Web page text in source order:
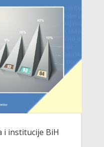
i institucije BiH